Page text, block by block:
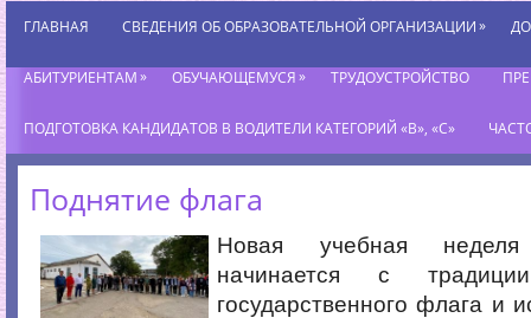
ГЛАВНАЯ СВЕДЕНИЯ ОБ ОБРАЗОВАТЕЛЬНОЙ ОРГАНИЗАЦИИ»
АБИТУРИЕНТАМ» ОБУЧАЮЩЕМУСЯ» ТРУДОУСТРОЙСТВО
ПОДГОТОВКА КАНДИДАТОВ В ВОДИТЕЛИ КАТЕГОРИЙ «В», «С»
Поднятие флага
Новая учебная
начинается с
государственного флага и